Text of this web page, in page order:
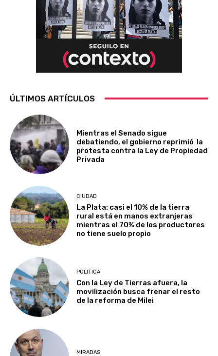
ÚLTIMOS ARTÍCULOS
Mientras el Senado sigue
debatiendo, el gobierno reprimió la
protesta contra la Ley de Propiedad
Privada
CIUDAD
La Plata: casi el 10% de la tierra
rural está en manos extranjeras
mientras el 70% de los productores
no tiene suelo propio
POLITICA
Con la Ley de Tierras afuera, la
movilización busca frenar el resto
de la reforma de Milei
MIRADAS